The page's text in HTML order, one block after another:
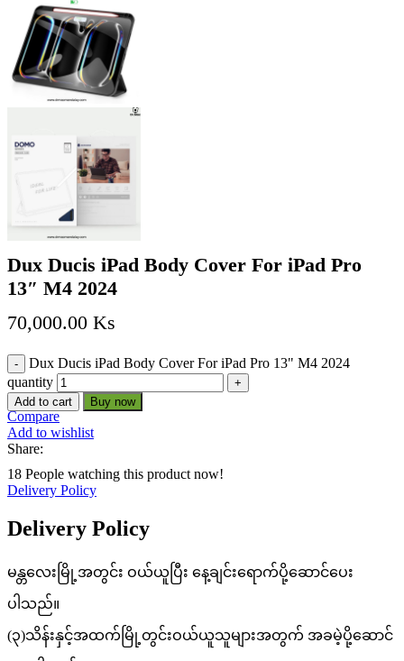
Dux Ducis iPad Body Cover For iPad Pro
13″ M4 2024
70,000.00 Ks
Dux Ducis iPad Body Cover For iPad Pro 13" M4 2024
quantity
Add to cart Buy now
Compare
Add to wishlist
Share:
18 People watching this product now!
Delivery Policy
Delivery Policy
မန္တလေးမြို့အတွင်း ဝယ်ယူပြီး နေ့ချင်းရောက်ပို့ဆောင်ပေး
ပါသည်။
(၃)သိန်းနှင့်အထက်မြို့တွင်းဝယ်ယူသူများအတွက် အခမဲ့ပို့ဆောင်